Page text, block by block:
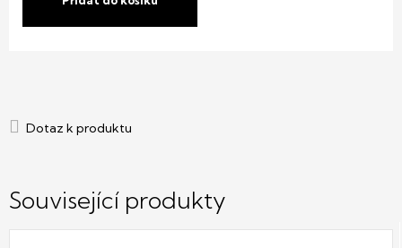
Související produkty